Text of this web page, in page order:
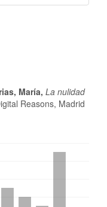
María, La nulidad
Reasons, Madrid